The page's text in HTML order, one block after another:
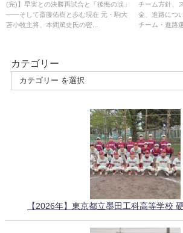
した後悔の涙
(完)】早実との決勝再試合と「後悔の涙」
――そして斎藤佑樹と歩む現在 元・駒大
苫小牧主将、本間篤史氏の密...
チーム方針、
金、進路につ
チーム・進路
カテゴリー
【2026年】東京都立墨田工科高等学校